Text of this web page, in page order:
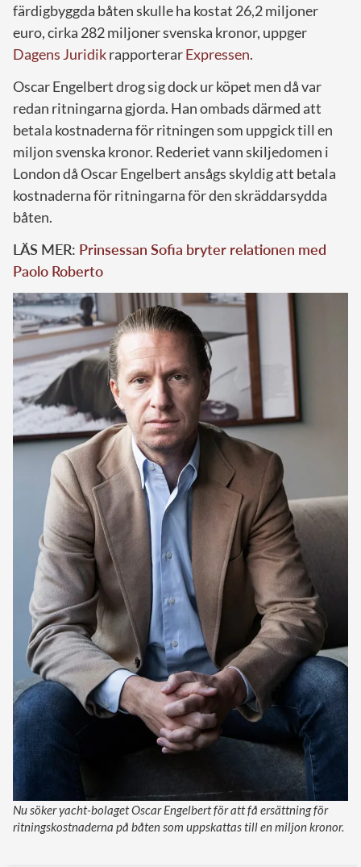
färdigbyggda båten skulle ha kostat 26,2 miljoner
euro, cirka 282 miljoner svenska kronor, uppger
Dagens JuridikrapporterarExpressen.
Oscar Engelbert drog sig dock ur köpet men då var
redan ritningarna gjorda. Han ombads därmed att
betala kostnaderna för ritningen som uppgick till en
miljon svenska kronor. Rederiet vann skiljedomen i
London då Oscar Engelbert ansågs skyldig att betala
kostnaderna för ritningarna för den skräddarsydda
båten.
LÄS MER: Prinsessan Sofia bryter relationen med
Paolo Roberto
Nu söker yacht-bolaget Oscar Engelbert för att få ersättning för
ritningskostnaderna på båten som uppskattas till en miljon kronor.